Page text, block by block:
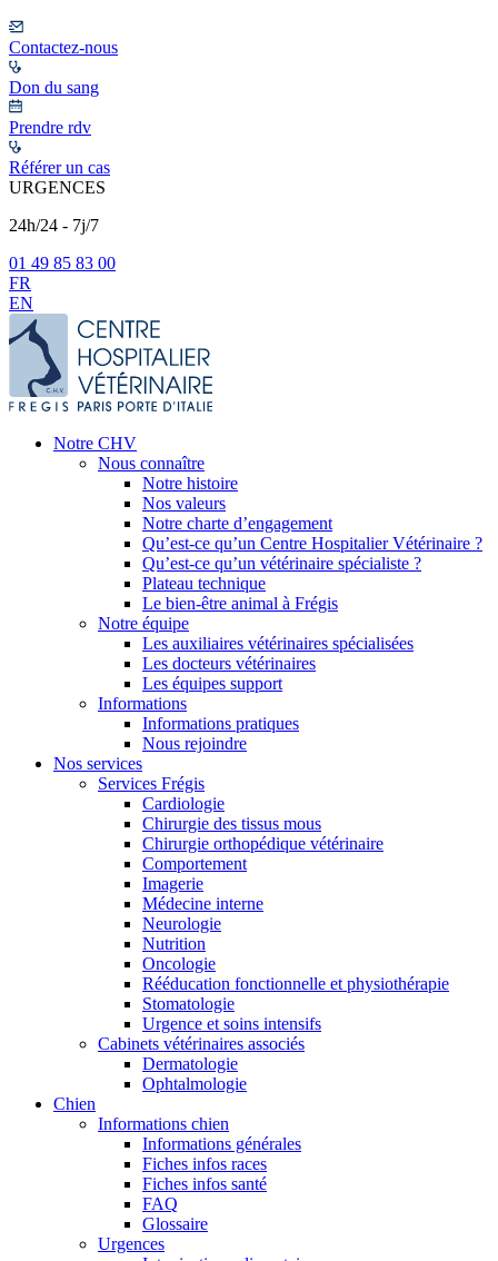
Contactez-nous
Don du sang
Prendre rdv
Référer un cas
URGENCES
24h/24 - 7j/7
01 49 85 83 00
FR
EN
Notre CHV
Nous connaître
Notre histoire
Nos valeurs
Notre charte d’engagement
Qu’est-ce qu’un Centre Hospitalier Vétérinaire ?
Qu’est-ce qu’un vétérinaire spécialiste ?
Plateau technique
Le bien-être animal à Frégis
Notre équipe
Les auxiliaires vétérinaires spécialisées
Les docteurs vétérinaires
Les équipes support
Informations
Informations pratiques
Nous rejoindre
Nos services
Services Frégis
Cardiologie
Chirurgie des tissus mous
Chirurgie orthopédique vétérinaire
Comportement
Imagerie
Médecine interne
Neurologie
Nutrition
Oncologie
Rééducation fonctionnelle et physiothérapie
Stomatologie
Urgence et soins intensifs
Cabinets vétérinaires associés
Dermatologie
Ophtalmologie
Chien
Informations chien
Informations générales
Fiches infos races
Fiches infos santé
FAQ
Glossaire
Urgences